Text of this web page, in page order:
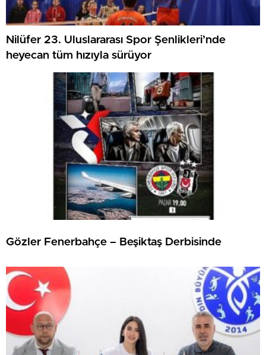
Nilüfer 23. Uluslararası Spor Şenlikleri’nde
heyecan tüm hızıyla sürüyor
Gözler Fenerbahçe – Beşiktaş Derbisinde